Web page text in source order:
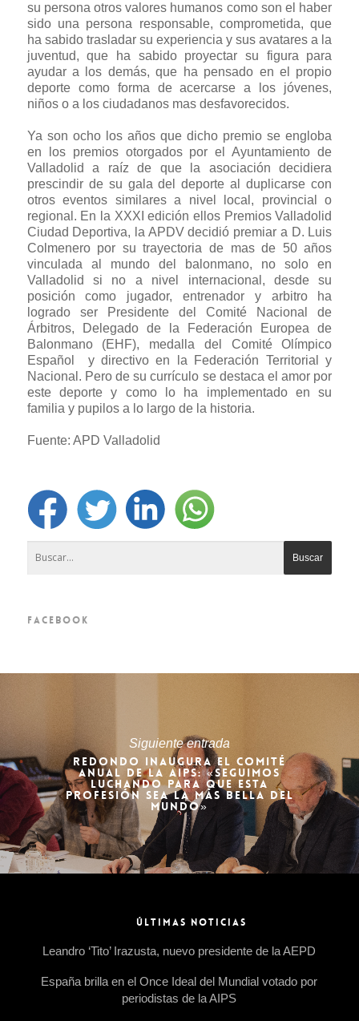
su persona otros valores humanos como son el haber
sido una persona responsable, comprometida, que
ha sabido trasladar su experiencia y sus avatares a la
juventud, que ha sabido proyectar su figura para
ayudar a los demás, que ha pensado en el propio
deporte como forma de acercarse a los jóvenes,
niños o a los ciudadanos mas desfavorecidos.
Ya son ocho los años que dicho premio se engloba
en los premios otorgados por el Ayuntamiento de
Valladolid a raíz de que la asociación decidiera
prescindir de su gala del deporte al duplicarse con
otros eventos similares a nivel local, provincial o
regional. En la XXXI edición ellos Premios Valladolid
Ciudad Deportiva, la APDV decidió premiar a D. Luis
Colmenero por su trayectoria de mas de 50 años
vinculada al mundo del balonmano, no solo en
Valladolid si no a nivel internacional, desde su
posición como jugador, entrenador y arbitro ha
logrado ser Presidente del Comité Nacional de
Árbitros, Delegado de la Federación Europea de
Balonmano (EHF), medalla del Comité Olímpico
Español y directivo en la Federación Territorial y
Nacional. Pero de su currículo se destaca el amor por
este deporte y como lo ha implementado en su
familia y pupilos a lo largo de la historia.
Fuente: APD Valladolid
FACEBOOK
Siguiente entrada
REDONDO INAUGURA EL COMITÉ
ANUAL DE LA AIPS: «SEGUIMOS
LUCHANDO PARA QUE ESTA
PROFESIÓN SEA LA MÁS BELLA DEL
MUNDO»
ÚLTIMAS NOTICIAS
Leandro ‘Tito’ Irazusta, nuevo presidente de la AEPD
España brilla en el Once Ideal del Mundial votado por
periodistas de la AIPS